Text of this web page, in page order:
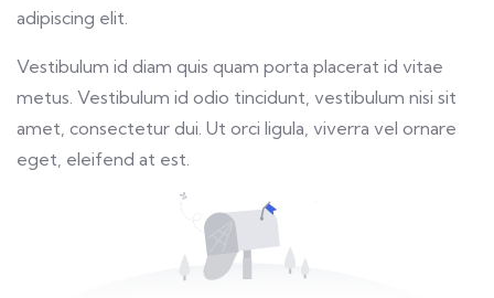
adipiscing elit.
Vestibulum id diam quis quam porta placerat id vitae
metus. Vestibulum id odio tincidunt, vestibulum nisi sit
amet, consectetur dui. Ut orci ligula, viverra vel ornare
eget, eleifend at est.